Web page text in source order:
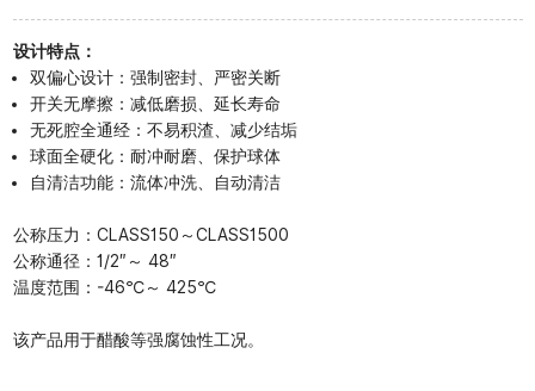
设计特点：
双偏心设计：强制密封、严密关断
开关无摩擦：减低磨损、延长寿命
无死腔全通经：不易积渣、减少结垢
球面全硬化：耐冲耐磨、保护球体
自清洁功能：流体冲洗、自动清洁
公称压力：CLASS150～CLASS1500
公称通径：1/2″～ 48″
温度范围：-46℃～ 425℃
该产品用于醋酸等强腐蚀性工况。